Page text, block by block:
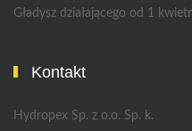
Gładysz działającego od 1
Kontakt
Hydropex Sp. z o.o. Sp. k.